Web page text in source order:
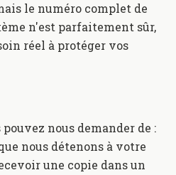
le numéro complet de
n'est parfaitement sûr,
réel à protéger vos
pouvez nous demander de :
nous détenons à votre
une copie dans un